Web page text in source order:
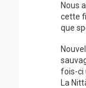
Agenda
Adhérez
Nous
cette
que
fois-ci
La